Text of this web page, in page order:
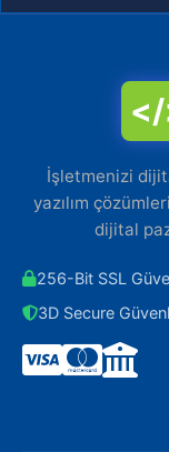
İşletmenizi
yazılım
dijital
256-Bit SSL
3D Secure